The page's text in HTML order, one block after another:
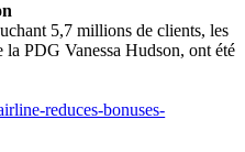
5,7 millions de clients, les
PDG Vanessa Hudson, ont été
reduces-bonuses-